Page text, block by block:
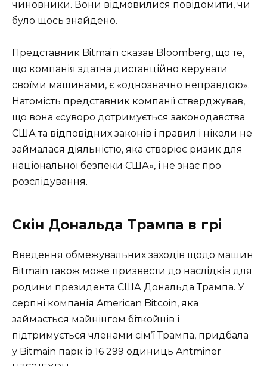
чиновники. Вони відмовилися повідомити, чи
було щось знайдено.
Представник Bitmain сказав Bloomberg, що те,
що компанія здатна дистанційно керувати
своїми машинами, є «однозначно неправдою».
Натомість представник компанії стверджував,
що вона «суворо дотримується законодавства
США та відповідних законів і правил і ніколи не
займалася діяльністю, яка створює ризик для
національної безпеки США», і не знає про
розслідування.
Скін Дональда Трампа в грі
Введення обмежувальних заходів щодо машин
Bitmain також може призвести до наслідків для
родини президента США Дональда Трампа. У
серпні компанія American Bitcoin, яка
займається майнінгом біткойнів і
підтримується членами сім’ї Трампа, придбала
у Bitmain парк із 16 299 одиниць Antminer